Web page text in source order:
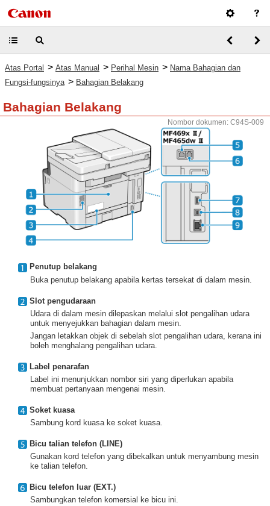
Atas Portal > Atas Manual > Perihal Mesin > Nama Bahagian dan
Fungsi-fungsinya > Bahagian Belakang
Bahagian Belakang
Nombor dokumen: C94S-009
Penutup belakang
Buka penutup belakang apabila kertas tersekat di dalam mesin.
Slot pengudaraan
Udara di dalam mesin dilepaskan melalui slot pengalihan udara
untuk menyejukkan bahagian dalam mesin.
Jangan letakkan objek di sebelah slot pengalihan udara, kerana ini
boleh menghalang pengalihan udara.
Label penarafan
Label ini menunjukkan nombor siri yang diperlukan apabila
membuat pertanyaan mengenai mesin.
Soket kuasa
Sambung kord kuasa ke soket kuasa.
Bicu talian telefon (LINE)
Gunakan kord telefon yang dibekalkan untuk menyambung mesin
ke talian telefon.
Bicu telefon luar (EXT.)
Sambungkan telefon komersial ke bicu ini.